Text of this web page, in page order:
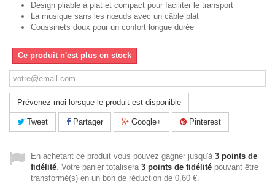
Design pliable à plat et compact pour faciliter le transport
La musique sans les nœuds avec un câble plat
Coussinets doux pour un confort longue durée
Ce produit n'est plus en stock
Prévenez-moi lorsque le produit est disponible
Tweet Partager Google+ Pinterest
En achetant ce produit vous pouvez gagner jusqu'à 3 points de
fidélité. Votre panier totalisera 3 points de fidélité pouvant être
transformé(s) en un bon de réduction de 0,60 €.